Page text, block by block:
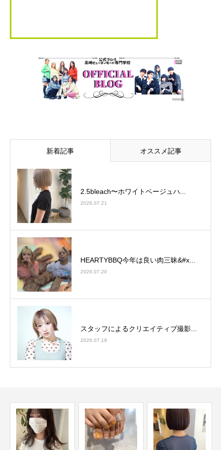
新着記事 オススメ記事
2.5bleach〜ホワイトベージュ⁡ハ...
2026.07.21
HEARTYBBQ今年は良い肉三昧&#x...
2026.07.20
スタッフによるクリエイティブ撮影...
2026.07.19